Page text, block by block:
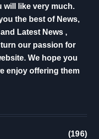
will like very much.
the best of News,
Latest News ,
turn our passion for
We hope you
enjoy offering them
(196)